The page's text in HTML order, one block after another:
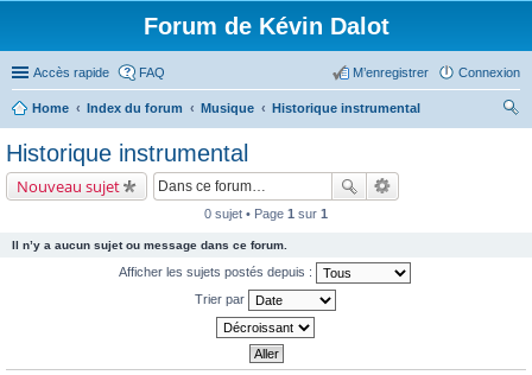
Forum de Kévin Dalot
Accès rapide FAQ Connexion
M’enregistrer
Home Index du forum Musique
Historique instrumental
Historique instrumental
Nouveau sujet
0 sujet • Page 1 sur 1
Il n’y a aucun sujet ou message dans ce forum.
Afficher les sujets postés depuis :
Trier par